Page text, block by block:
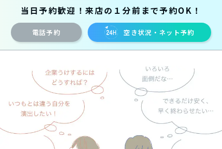
当日予約歓迎！来店の１分前まで予約OK！
電話予約 空き状況・ネット予約